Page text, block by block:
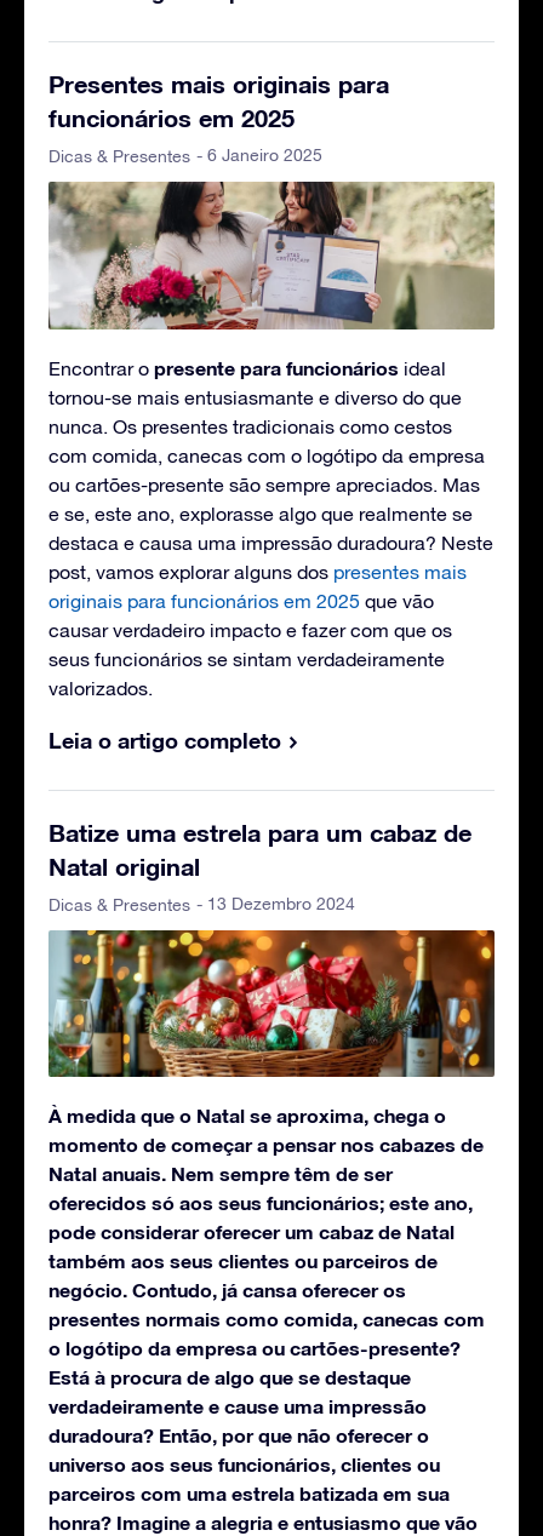
Presentes mais originais para
funcionários em 2025
Dicas & Presentes - 6 Janeiro 2025
Encontrar o presente para funcionários ideal
tornou-se mais entusiasmante e diverso do que
nunca. Os presentes tradicionais como cestos
com comida, canecas com o logótipo da empresa
ou cartões-presente são sempre apreciados. Mas
e se, este ano, explorasse algo que realmente se
destaca e causa uma impressão duradoura? Neste
post, vamos explorar alguns dos presentes mais
originais para funcionários em 2025 que vão
causar verdadeiro impacto e fazer com que os
seus funcionários se sintam verdadeiramente
valorizados.
Leia o artigo completo
Batize uma estrela para um cabaz de
Natal original
Dicas & Presentes - 13 Dezembro 2024
À medida que o Natal se aproxima, chega o
momento de começar a pensar nos cabazes de
Natal anuais. Nem sempre têm de ser
oferecidos só aos seus funcionários; este ano,
pode considerar oferecer um cabaz de Natal
também aos seus clientes ou parceiros de
negócio. Contudo, já cansa oferecer os
presentes normais como comida, canecas com
o logótipo da empresa ou cartões-presente?
Está à procura de algo que se destaque
verdadeiramente e cause uma impressão
duradoura? Então, por que não oferecer o
universo aos seus funcionários, clientes ou
parceiros com uma estrela batizada em sua
honra? Imagine a alegria e entusiasmo que vão